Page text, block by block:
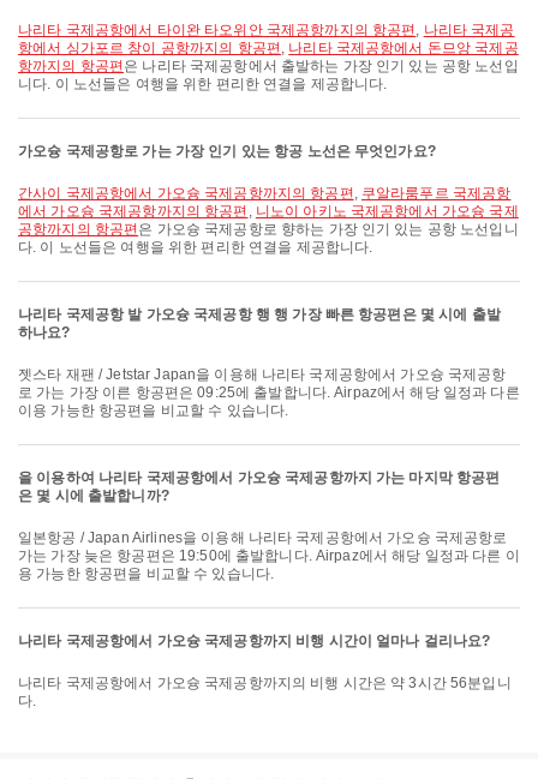
나리타 국제공항에서 타이완 타오위안 국제공항까지의 항공편 , 나리타 국제공
항에서 싱가포르 창이 공항까지의 항공편 , 나리타 국제공항에서 돈므앙 국제공
항까지의 항공편 은 나리타 국제공항에서 출발하는 가장 인기 있는 공항 노선입
니다. 이 노선들은 여행을 위한 편리한 연결을 제공합니다.
가오슝 국제공항로 가는 가장 인기 있는 항공 노선은 무엇인가요?
간사이 국제공항에서 가오슝 국제공항까지의 항공편 , 쿠알라룸푸르 국제공항
에서 가오슝 국제공항까지의 항공편 , 니노이 아키노 국제공항에서 가오슝 국제
공항까지의 항공편 은 가오슝 국제공항로 향하는 가장 인기 있는 공항 노선입니
다. 이 노선들은 여행을 위한 편리한 연결을 제공합니다.
나리타 국제공항 발 가오슝 국제공항 행 행 가장 빠른 항공편은 몇 시에 출발
하나요?
젯스타 재팬 / Jetstar Japan을 이용해 나리타 국제공항에서 가오슝 국제공항
로 가는 가장 이른 항공편은 09:25에 출발합니다. Airpaz에서 해당 일정과 다른
이용 가능한 항공편을 비교할 수 있습니다.
을 이용하여 나리타 국제공항에서 가오슝 국제공항까지 가는 마지막 항공편
은 몇 시에 출발합니까?
일본항공 / Japan Airlines을 이용해 나리타 국제공항에서 가오슝 국제공항로
가는 가장 늦은 항공편은 19:50에 출발합니다. Airpaz에서 해당 일정과 다른 이
용 가능한 항공편을 비교할 수 있습니다.
나리타 국제공항에서 가오슝 국제공항까지 비행 시간이 얼마나 걸리나요?
나리타 국제공항에서 가오슝 국제공항까지의 비행 시간은 약 3시간 56분입니
다.